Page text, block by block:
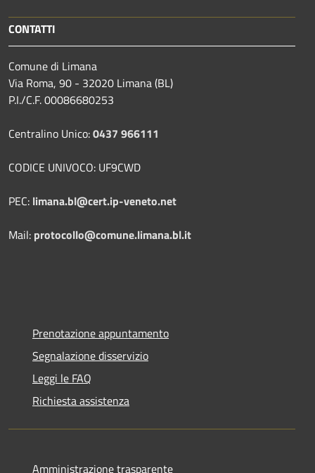
CONTATTI
Comune di Limana
Via Roma, 90 - 32020 Limana (BL)
P.I./C.F. 00086680253
Centralino Unico:0437 966111
CODICE UNIVOCO: UF9CWD
PEC: limana.bl@cert.ip-veneto.net
Mail: protocollo@comune.limana.bl.it
Prenotazione appuntamento
Segnalazione disservizio
Leggi le FAQ
Richiesta assistenza
Amministrazione trasparente